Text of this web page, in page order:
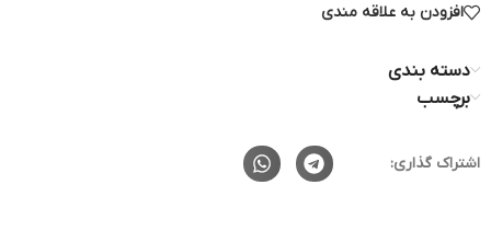
افزودن به علاقه مندی
دسته بندی
برچسب
اشتراک گذاری: